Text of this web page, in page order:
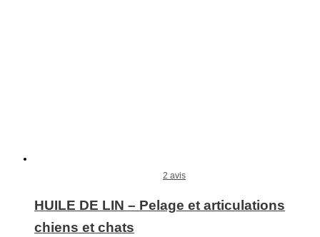
2 avis
HUILE DE LIN – Pelage et articulations
chiens et chats